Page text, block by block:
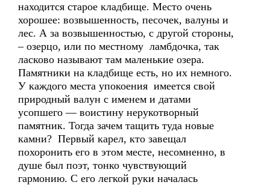
находится старое кладбище. Место очень
хорошее: возвышенность, песочек, валуны и
лес. А за возвышенностью, с другой стороны,
– озерцо, или по местному ламбдочка, так
ласково называют там маленькие озера.
Памятники на кладбище есть, но их немного.
У каждого места упокоения имеется свой
природный валун с именем и датами
усопшего — воистину нерукотворный
памятник. Тогда зачем тащить туда новые
камни? Первый карел, кто завещал
похоронить его в этом месте, несомненно, в
душе был поэт, тонко чувствующий
гармонию. С его легкой руки началась